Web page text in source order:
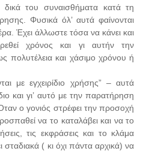
του συναισθήματα κατά τη
Φυσικά όλ’ αυτά φαίνονται
Έχει άλλωστε τόσα να κάνει και
χρόνος και γι αυτήν την
πολυτέλεια και χάσιμο χρόνου ή
με εγχειρίδιο χρήσης” – αυτά
και γι’ αυτό με την παρατήρηση
ο γονιός στρέφει την προσοχή
να το καταλάβει και να το
τις εκφράσεις και το κλάμα
( κι όχι πάντα αρχικά) να